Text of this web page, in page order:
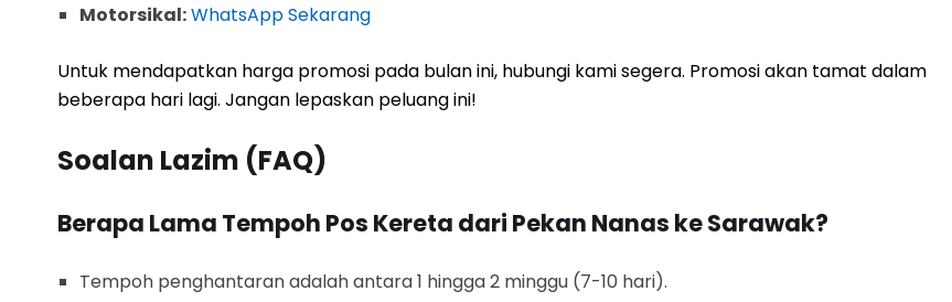
Motorsikal:WhatsApp Sekarang
Untuk mendapatkan harga promosi pada bulan ini, hubungi kami segera. Promosi akan tamat dalam
beberapa hari lagi. Jangan lepaskan peluang ini!
Soalan Lazim (FAQ)
Berapa Lama Tempoh Pos Kereta dari Pekan Nanas ke Sarawak?
Tempoh penghantaran adalah antara 1 hingga 2 minggu (7-10 hari).